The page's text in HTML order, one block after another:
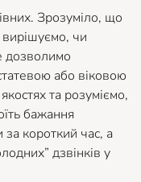
Зрозуміло, що
вирішуємо, чи
дозволимо
або віковою
та розуміємо,
бажання
за короткий час, а
дзвінків у